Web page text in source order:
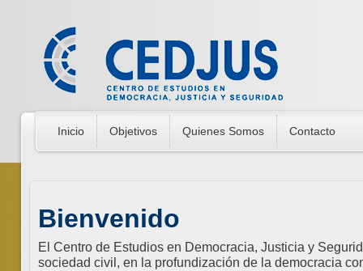
Inicio Objetivos Quienes Somos Contacto
Bienvenido
El Centro de Estudios en Democracia, Justicia y
sociedad civil, en la profundización de la democracia